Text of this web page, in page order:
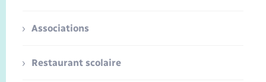
Associations
Restaurant scolaire